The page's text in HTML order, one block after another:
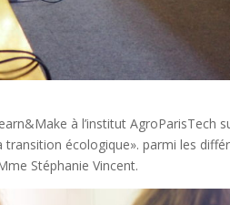
à l’institut AgroParisTech
écologique». parmi les
Stéphanie Vincent.